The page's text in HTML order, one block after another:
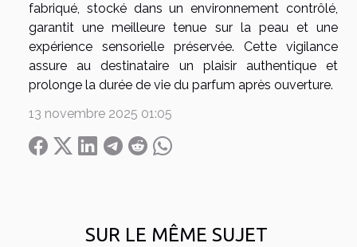
SUR LE MÊME SUJET
fabriqué, stocké dans un environnement contrôlé,
garantit une meilleure tenue sur la peau et une
expérience sensorielle préservée. Cette vigilance
assure au destinataire un plaisir authentique et
prolonge la durée de vie du parfum après ouverture.
13 novembre 2025 01:05